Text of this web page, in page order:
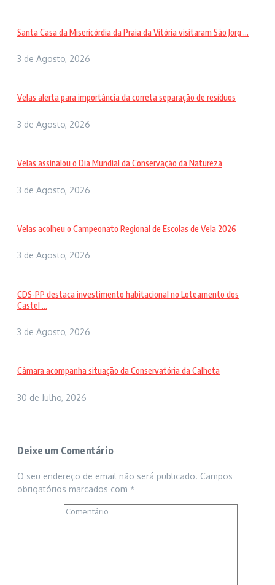
Santa Casa da Misericórdia da Praia da Vitória visitaram São Jorg ...
3 de Agosto, 2026
Velas alerta para importância da correta separação de resíduos
3 de Agosto, 2026
Velas assinalou o Dia Mundial da Conservação da Natureza
3 de Agosto, 2026
Velas acolheu o Campeonato Regional de Escolas de Vela 2026
3 de Agosto, 2026
CDS-PP destaca investimento habitacional no Loteamento dos
Castel ...
3 de Agosto, 2026
Câmara acompanha situação da Conservatória da Calheta
30 de Julho, 2026
Deixe um Comentário
O seu endereço de email não será publicado. Campos
obrigatórios marcados com *